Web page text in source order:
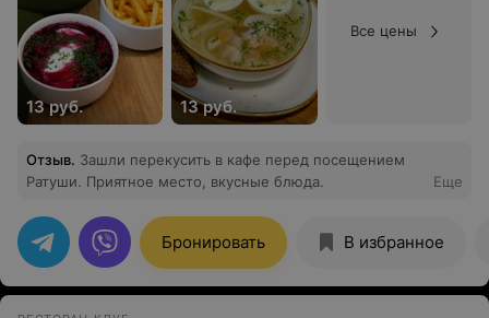
13 руб. 13 руб.
Все цены
Отзыв. Зашли перекусить в кафе перед посещением
Ратуши. Приятное место, вкусные блюда.
Еще
Бронировать В избранное